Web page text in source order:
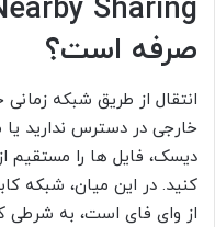
صرفه است؟
انتقال از طریق شبکه
خارجی در دسترس ندارید
دیسک، فایل ها را مستقیم
از وای فای است، به شرطی